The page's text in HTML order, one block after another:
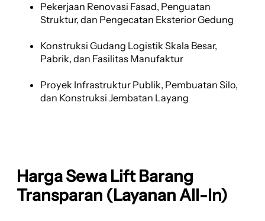
Pekerjaan Renovasi Fasad, Penguatan
Struktur, dan Pengecatan Eksterior Gedung
Konstruksi Gudang Logistik Skala Besar,
Pabrik, dan Fasilitas Manufaktur
Proyek Infrastruktur Publik, Pembuatan Silo,
dan Konstruksi Jembatan Layang
Harga Sewa Lift Barang
Transparan (Layanan All-In)